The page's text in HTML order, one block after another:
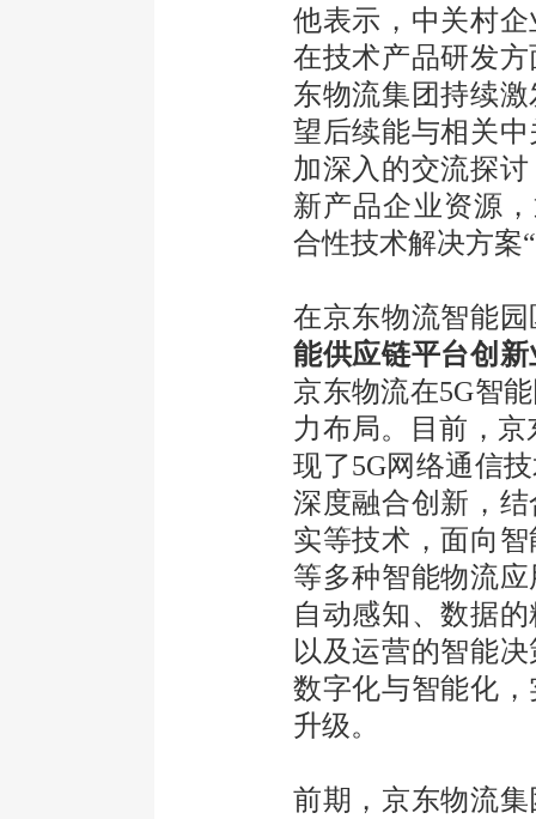
他表示，中关村
在技术产品研发
东物流集团持续
望后续能与相关
加深入的交流探
新产品企业资源
合性技术解决方案
在京东物流智能
能供应链平台创
京东物流在5G智
力布局。目前，
现了5G网络通信
深度融合创新，
实等技术，面向
等多种智能物流
自动感知、数据
以及运营的智能
数字化与智能化
升级。
前期，京东物流